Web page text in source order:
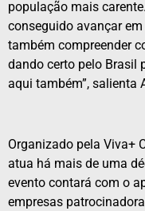
população mais
conseguido avançar
também compreender
dando certo pelo Brasil
aqui também”, salienta
Organizado pela Viva+
atua há mais de uma
evento contará com o
empresas